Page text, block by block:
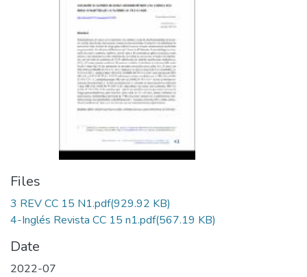
Files
3 REV CC 15 N1.pdf(929.92 KB)
4-Inglés Revista CC 15 n1.pdf(567.19 KB)
Date
2022-07